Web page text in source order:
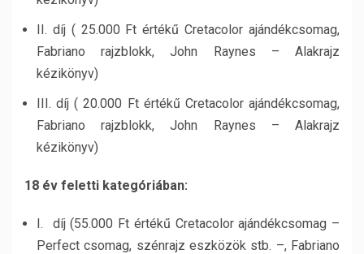
II. díj ( 25.000 Ft értékű Cretacolor ajándékcsomag,
Fabriano rajzblokk, John Raynes – Alakrajz
kézikönyv)
III. díj ( 20.000 Ft értékű Cretacolor ajándékcsomag,
Fabriano rajzblokk, John Raynes – Alakrajz
kézikönyv)
18 év feletti kategóriában:
I. díj (55.000 Ft értékű Cretacolor ajándékcsomag –
Perfect csomag, szénrajz eszközök stb. –, Fabriano